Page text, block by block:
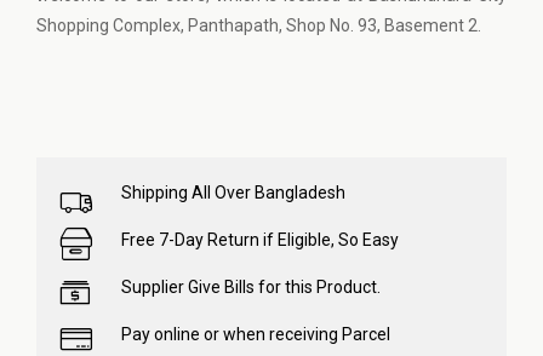
Shopping Complex, Panthapath, Shop No. 93, Basement 2.
Shipping All Over Bangladesh
Free 7-Day Return if Eligible, So Easy
Supplier Give Bills for this Product.
Pay online or when receiving Parcel